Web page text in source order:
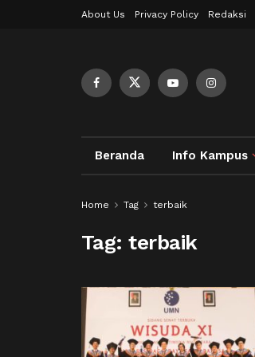
About Us Privacy Policy Redaksi
Beranda Info Kampus
Home Tag terbaik
Tag:terbaik